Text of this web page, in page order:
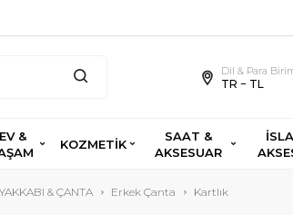
Dil & Para
TR − TL
EV &
KOZMETİK
SAAT &
AKSESUAR
& ÇANTA Erkek Çanta Kartlık